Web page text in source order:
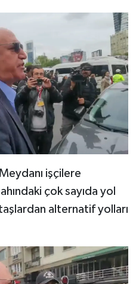
işçilere
çok sayıda yol
alternatif yolları